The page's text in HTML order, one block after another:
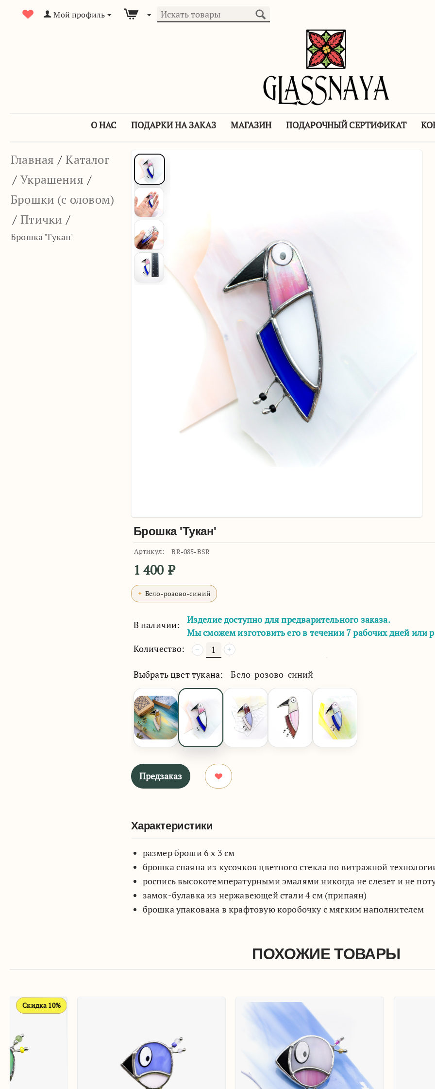
Мой профиль
О НАС ПОДАРКИ НА ЗАКАЗ МАГАЗИН ПОДАРОЧНЫЙ СЕРТИФИКАТ
Главная / Каталог
/ Украшения /
Брошки (с оловом)
/ Птички /
Брошка 'Тукан'
Брошка 'Тукан'
Артикул: BR-085-BSR
1 400 ₽
Бело-розово-синий
В наличии:
Изделие доступно для предварительного заказа.
Мы сможем изготовить его в течении 7 рабочих дней или
Количество:
+
−
Выбрать цвет тукана: Бело-розово-синий
Предзаказ
Характеристики
размер броши 6 х 3 см
брошка спаяна из кусочков цветного стекла по витражной
роспись высокотемпературными эмалями никогда не слезет и не
замок-булавка из нержавеющей стали 4 см (припаян)
брошка упакована в крафтовую коробочку с мягким наполнителем
ПОХОЖИЕ ТОВАРЫ